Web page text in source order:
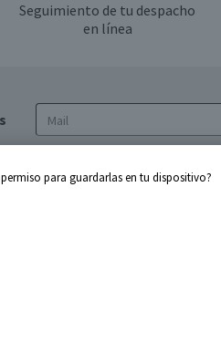
Seguimiento de tu despacho
en línea
de privacidad y de
para guardarlas en tu dispositivo?